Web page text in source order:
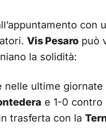
con
Vis Pesaro può
la solidità:
nelle ultime giornate
e 1-0 contro
trasferta con la